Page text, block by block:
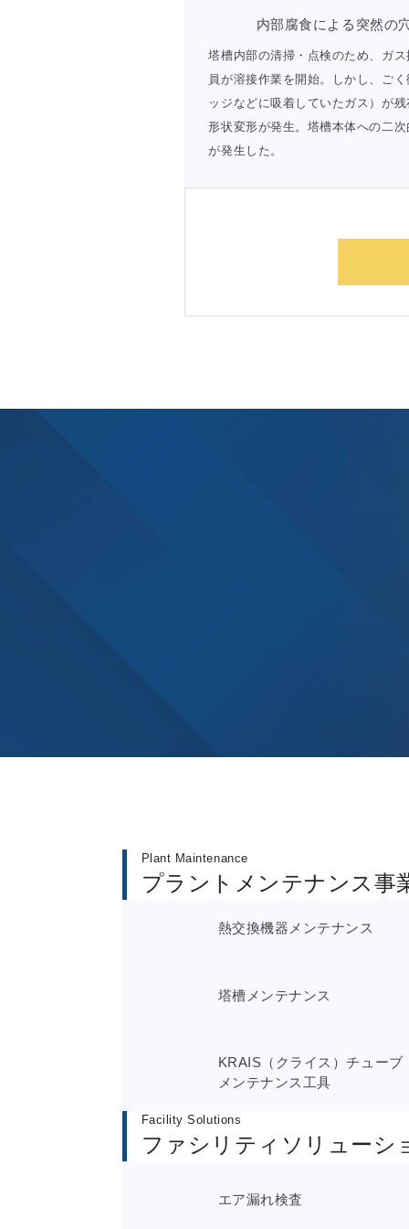
内部腐食による突然の
塔槽内部の清掃・点検のため、ガ
員が溶接作業を開始。しかし、ご
ッジなどに吸着していたガス）が
形状変形が発生。塔槽本体への二
が発生した。
Plant Maintenance
プラントメンテナンス事
熱交換機器メンテナンス
塔槽メンテナンス
KRAIS（クライス）チューブ
メンテナンス工具
Facility Solutions
ファシリティソリューシ
エア漏れ検査